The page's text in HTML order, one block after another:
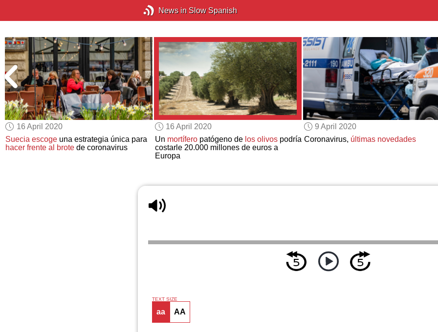
News in Slow Spanish
16 April 2020
Suecia escoge una estrategia única para
hacer frente al brote de coronavirus
16 April 2020
Un mortíferopatógeno de los olivospodría
costarle 20.000 millones de euros a
Europa
9 April 2020
Coronavirus, últimas novedades
TEXT SIZE
aa AA